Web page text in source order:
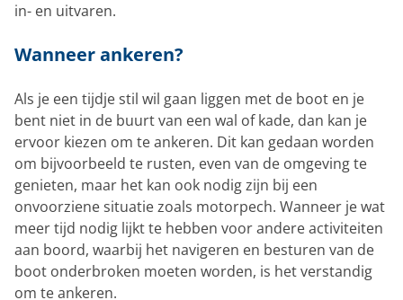
in- en uitvaren.
Wanneer ankeren?
Als je een tijdje stil wil gaan liggen met de boot en je
bent niet in de buurt van een wal of kade, dan kan je
ervoor kiezen om te ankeren. Dit kan gedaan worden
om bijvoorbeeld te rusten, even van de omgeving te
genieten, maar het kan ook nodig zijn bij een
onvoorziene situatie zoals motorpech. Wanneer je wat
meer tijd nodig lijkt te hebben voor andere activiteiten
aan boord, waarbij het navigeren en besturen van de
boot onderbroken moeten worden, is het verstandig
om te ankeren.